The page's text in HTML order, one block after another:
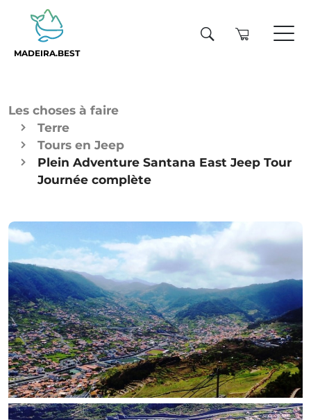
MADEIRA.BEST
Les choses à faire
Terre
Tours en Jeep
Plein Adventure Santana East Jeep Tour
Journée complète